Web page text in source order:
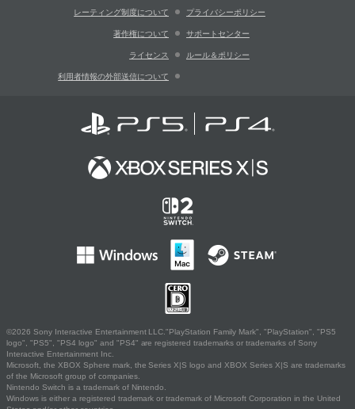
レーティング制度について プライバシーポリシー
著作権について サポートセンター
ライセンス ルール＆ポリシー
利用者情報の外部送信について
©2026 Sony Interactive Entertainment LLC."PlayStation Family Mark", "PlayStation", "PS5
logo", "PS5", "PS4 logo" and "PS4" are registered trademarks or trademarks of Sony
Interactive Entertainment Inc.
Microsoft, the XBOX Sphere mark, the Series X|S logo and XBOX Series X|S are trademarks
of the Microsoft group of companies.
Nintendo Switch is a trademark of Nintendo.
Windows is either a registered trademark or trademark of Microsoft Corporation in the United